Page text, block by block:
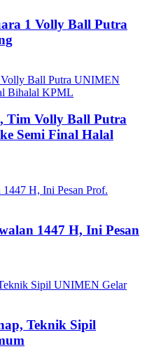
1 Volly Ball Putra
Tim Volly Ball Putra
Semi Final Halal
1447 H, Ini Pesan
Teknik Sipil